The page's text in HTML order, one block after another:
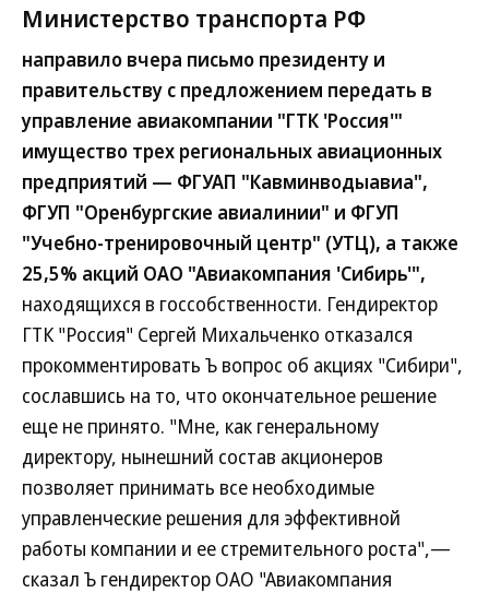
Министерство транспорта РФ
направило вчера письмо президенту и
правительству с предложением передать в
управление авиакомпании "ГТК 'Россия'"
имущество трех региональных авиационных
предприятий — ФГУАП "Кавминводыавиа",
ФГУП "Оренбургские авиалинии" и ФГУП
"Учебно-тренировочный центр" (УТЦ), а также
25,5% акций ОАО "Авиакомпания 'Сибирь'",
находящихся в госсобственности. Гендиректор
ГТК "Россия" Сергей Михальченко отказался
прокомментировать Ъ вопрос об акциях "Сибири",
сославшись на то, что окончательное решение
еще не принято. "Мне, как генеральному
директору, нынешний состав акционеров
позволяет принимать все необходимые
управленческие решения для эффективной
работы компании и ее стремительного роста",—
сказал Ъ гендиректор ОАО "Авиакомпания